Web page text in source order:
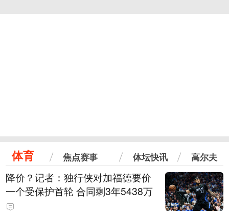
体育 焦点赛事 体坛快讯 高尔夫
降价？记者：独行侠对加福德要价
一个受保护首轮 合同剩3年5438万